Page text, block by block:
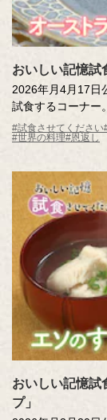
おいしい記憶試
2026年月4月17日
試食するコーナー
リアで出会った「
しりと甘いチョコ
スタジオにお届け
#試食させてください
#世界の料理#恩返し
おいしい記憶試
プ」